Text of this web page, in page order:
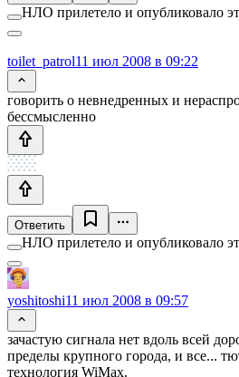
НЛО прилетело и опубликовало
toilet_patrol11 июл 2008 в 09:22
говорить о невнедренных и
бессмысленно
Ответить
НЛО прилетело и опубликовало
yoshitoshi11 июл 2008 в 09:57
зачастую сигнала нет вдоль всей
пределы крупного города, и все...
технология WiMax.